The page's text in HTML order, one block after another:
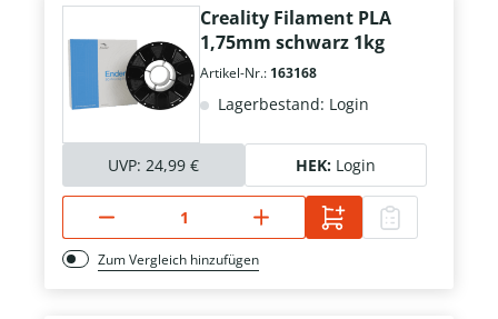
Creality Filament PLA
1,75mm schwarz 1kg
Artikel-Nr.: 163168
Lagerbestand: Login
UVP: 24,99 € HEK: Login
Zum Vergleich hinzufügen